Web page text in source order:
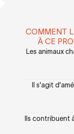
COMMENT
À CE
Les animaux
Il s'agit
Ils contribuent